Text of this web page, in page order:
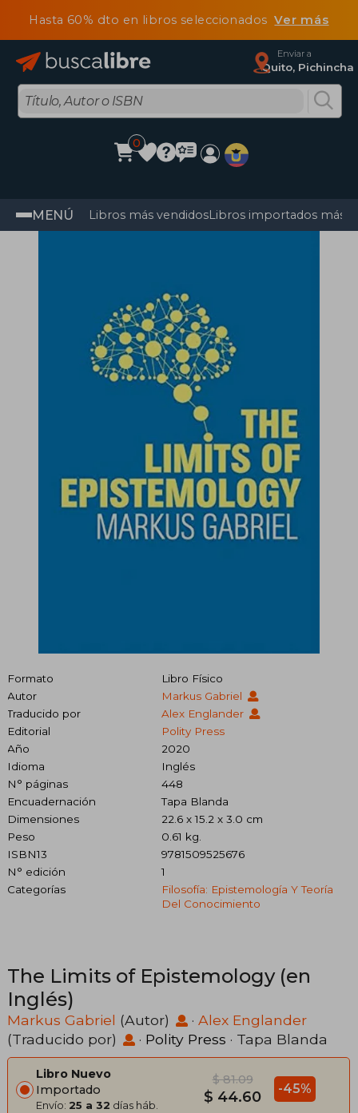
Hasta 60% dto en libros seleccionadosVer más
Enviar a
Quito, Pichincha
0
MENÚ Libros más vendidosLibros importados más
Formato
Libro Físico
Autor
Markus Gabriel
Traducido por
Alex Englander
Editorial
Polity Press
Año
2020
Idioma
Inglés
N° páginas
448
Encuadernación
Tapa Blanda
Dimensiones
22.6 x 15.2 x 3.0 cm
Peso
0.61 kg.
ISBN13
9781509525676
N° edición
1
Categorías
Filosofía: Epistemología Y Teoría
Del Conocimiento
The Limits of Epistemology (en
Inglés)
Markus Gabriel (Autor) · Alex Englander
(Traducido por)
· Polity Press · Tapa Blanda
Libro Nuevo
Importado
Envío: 25 a 32 días háb.
$ 81.09
$ 44.60 -45%